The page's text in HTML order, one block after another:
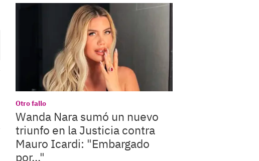
Otro fallo
Wanda Nara sumó un nuevo
triunfo en la Justicia contra
Mauro Icardi: "Embargado
por..."